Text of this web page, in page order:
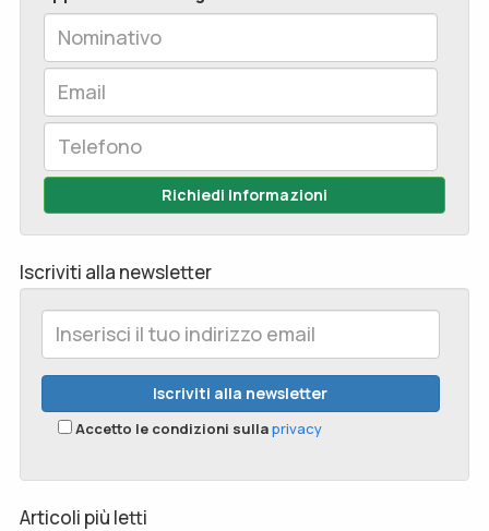
Richiedi Informazioni
Iscriviti alla newsletter
Accetto le condizioni sullaprivacy
Articoli più letti